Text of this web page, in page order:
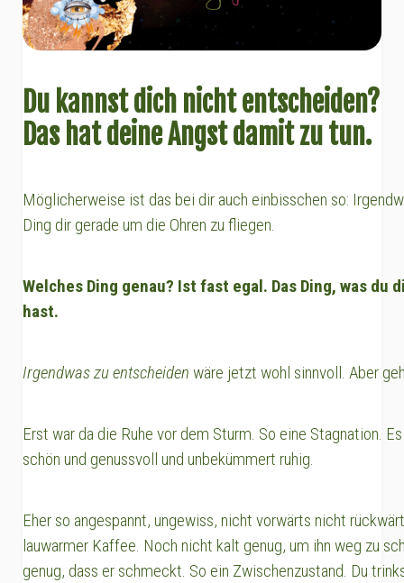
Du kannst dich nicht entscheiden?
Das hat deine Angst damit zu tun.
Möglicherweise ist das bei dir auch einbisschen so:
Ding dir gerade um die Ohren zu fliegen.
Welches Ding genau? Ist fast egal. Das Ding, was du
hast.
Irgendwas zu entscheiden wäre jetzt wohl sinnvoll. Aber
Erst war da die Ruhe vor dem Sturm. So eine Stagnation.
schön und genussvoll und unbekümmert ruhig.
Eher so angespannt, ungewiss, nicht vorwärts nicht
lauwarmer Kaffee. Noch nicht kalt genug, um ihn weg zu
genug, dass er schmeckt. So ein Zwischenzustand. Du